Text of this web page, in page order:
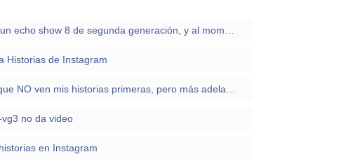
Historias de Instagram
no da video
en Instagram